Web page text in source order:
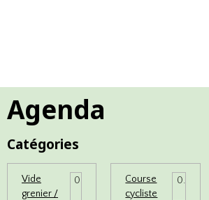
Agenda
Catégories
Vide
grenier /
Course
cycliste
0